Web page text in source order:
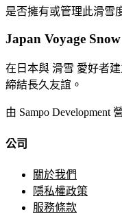
是否擁有或管理此滑雪
Japan Voyage Snow
在日本與 滑雪 愛好者
締結長久友誼。
由 Sampo Development
公司
關於我們
隱私權政策
服務條款